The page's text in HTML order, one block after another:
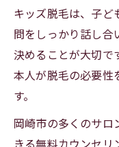
キッズ脱毛は、子ど
問をしっかり話し合
決めることが大切で
本人が脱毛の必要性
す。
岡崎市の多くのサロ
きる無料カウンセリ